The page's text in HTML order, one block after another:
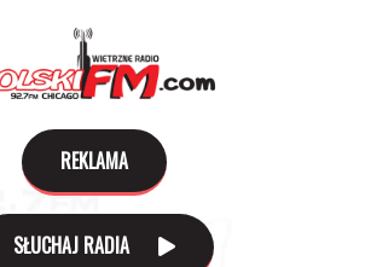
REKLAMA
SŁUCHAJ RADIA